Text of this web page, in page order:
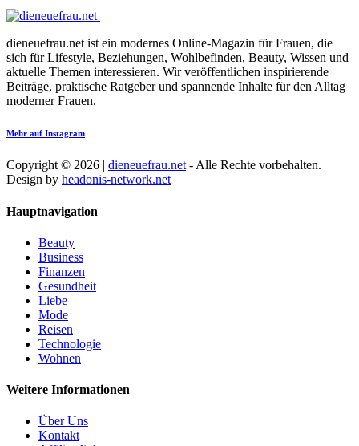
dieneuefrau.net ist ein modernes Online-Magazin für Frauen, die
sich für Lifestyle, Beziehungen, Wohlbefinden, Beauty, Wissen und
aktuelle Themen interessieren. Wir veröffentlichen inspirierende
Beiträge, praktische Ratgeber und spannende Inhalte für den Alltag
moderner Frauen.
Mehr auf Instagram
Copyright © 2026 | dieneuefrau.net - Alle Rechte vorbehalten.
Design by headonis-network.net
Hauptnavigation
Beauty
Business
Finanzen
Gesundheit
Liebe
Mode
Reisen
Technologie
Wohnen
Weitere Informationen
Über Uns
Kontakt